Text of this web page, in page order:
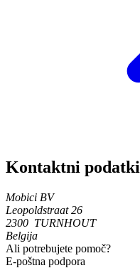
Kontaktni podatki
Mobici BV
Leopoldstraat 26
2300 TURNHOUT
Belgija
Ali potrebujete pomoč?
E-poštna podpora